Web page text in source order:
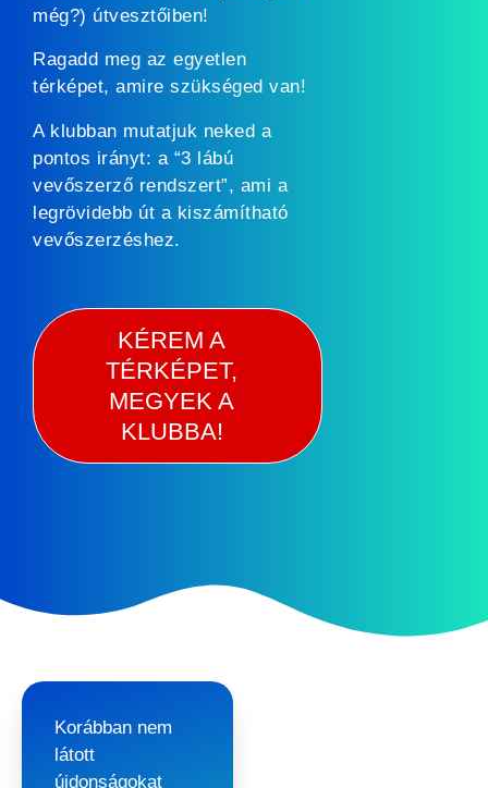
még?) útvesztőiben!
Ragadd meg az egyetlen
térképet, amire szükséged van!
A klubban mutatjuk neked a
pontos irányt: a “3 lábú
vevőszerző rendszert”, ami a
legrövidebb út a kiszámítható
vevőszerzéshez.
KÉREM A
TÉRKÉPET,
MEGYEK A
KLUBBA!
Korábban nem
látott
újdonságokat